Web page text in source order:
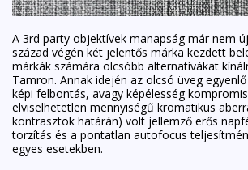
A 3rd party objektívek manapság már nem
század végén két jelentős márka kezdett
márkák számára olcsóbb alternatívákat
Tamron. Annak idején az olcsó üveg
képi felbontás, avagy képélesség
elviselhetetlen mennyiségű kromatikus
kontrasztok határán) volt jellemző erős
torzítás és a pontatlan autofocus
egyes esetekben.